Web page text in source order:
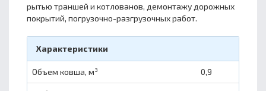
рытью траншей и котлованов, демонтажу дорожных
покрытий, погрузочно-разгрузочных работ.
Характеристики
Объем ковша, м³ 0,9